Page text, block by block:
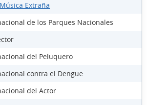
Extraña
de los Parques Nacionales
del Peluquero
contra el Dengue
del Actor